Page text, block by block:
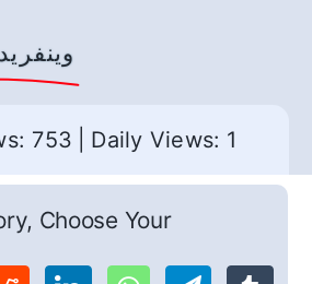
753 Daily Views: 1
Choose Your